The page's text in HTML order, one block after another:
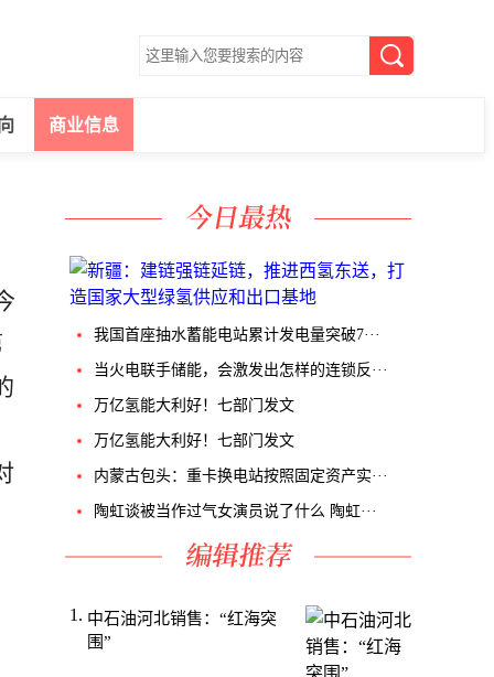
商业信息
我国首座抽水蓄能电站累计发电量突破7···
当火电联手储能，会激发出怎样的连锁反···
万亿氢能大利好！七部门发文
万亿氢能大利好！七部门发文
内蒙古包头：重卡换电站按照固定资产实···
陶虹谈被当作过气女演员说了什么 陶虹···
中石油河北销售：“红海突
围”